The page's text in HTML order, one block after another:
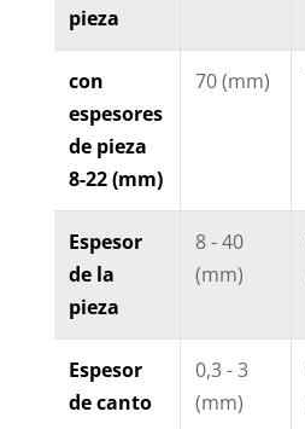
pieza
con
espesores
de pieza
8-22 (mm)
70 (mm)
Espesor
de la
pieza
8 - 40
(mm)
Espesor
de canto
0,3 - 3
(mm)